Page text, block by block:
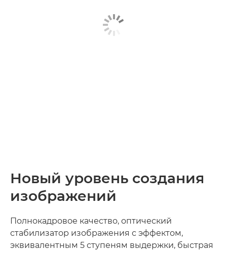
Новый уровень создания
изображений
Полнокадровое качество, оптический
стабилизатор изображения с эффектом,
эквивалентным 5 ступеням выдержки, быстрая